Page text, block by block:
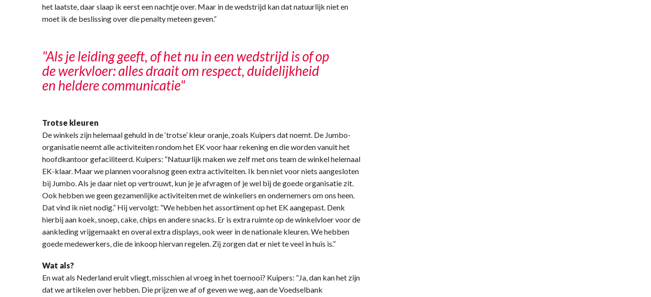
het laatste, daar slaap ik eerst een nachtje over. Maar in de wedstrijd kan dat natuurlijk niet en
moet ik de beslissing over die penalty meteen geven.”
"Als je leiding geeft, of het nu in een wedstrijd is of op
de werkvloer: alles draait om respect, duidelijkheid
en heldere communicatie"
Trotse kleuren
De winkels zijn helemaal gehuld in de ‘trotse’ kleur oranje, zoals Kuipers dat noemt. De Jumbo-
organisatie neemt alle activiteiten rondom het EK voor haar rekening en die worden vanuit het
hoofdkantoor gefaciliteerd. Kuipers: “Natuurlijk maken we zelf met ons team de winkel helemaal
EK-klaar. Maar we plannen vooralsnog geen extra activiteiten. Ik ben niet voor niets aangesloten
bij Jumbo. Als je daar niet op vertrouwt, kun je je afvragen of je wel bij de goede organisatie zit.
Ook hebben we geen gezamenlijke activiteiten met de winkeliers en ondernemers om ons heen.
Dat vind ik niet nodig.” Hij vervolgt: “We hebben het assortiment op het EK aangepast. Denk
hierbij aan koek, snoep, cake, chips en andere snacks. Er is extra ruimte op de winkelvloer voor de
aankleding vrijgemaakt en overal extra displays, ook weer in de nationale kleuren. We hebben
goede medewerkers, die de inkoop hiervan regelen. Zij zorgen dat er niet te veel in huis is.”
Wat als?
En wat als Nederland eruit vliegt, misschien al vroeg in het toernooi? Kuipers: “Ja, dan kan het zijn
dat we artikelen over hebben. Die prijzen we af of geven we weg, aan de Voedselbank